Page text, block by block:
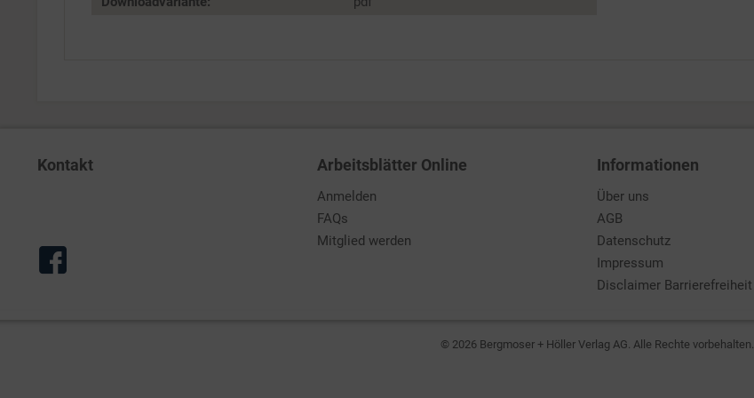
Kontakt Arbeitsblätter Online
Anmelden
FAQs
Mitglied werden
Informationen
Über uns
AGB
Datenschutz
Impressum
Disclaimer Barrierefreiheit
© 2026 Bergmoser + Höller Verlag AG. Alle Rechte vorbehalten.